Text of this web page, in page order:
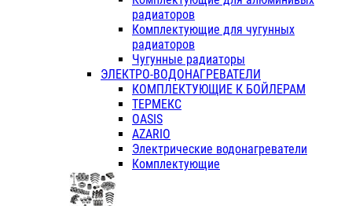
радиаторов
Комплектующие для чугунных
радиаторов
Чугунные радиаторы
ЭЛЕКТРО-ВОДОНАГРЕВАТЕЛИ
КОМПЛЕКТУЮЩИЕ К БОЙЛЕРАМ
ТЕРМЕКС
OASIS
AZARIO
Электрические водонагреватели
Комплектующие